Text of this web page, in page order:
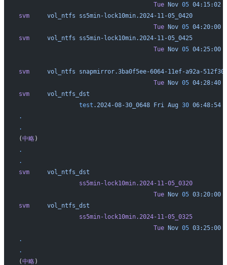
                                      Tue
Nov 05 04:15:02
svm
     vol_ntfs
ss5min-lock10min.2024-11-05_0420
                                      Tue
Nov 05 04:20:00
svm
     vol_ntfs
ss5min-lock10min.2024-11-05_0425
                                      Tue
Nov 05 04:25:00
svm
     vol_ntfs
snapmirror.3ba0f5ee-6064-11ef-a92a-
                                      Tue
Nov 05 04:28:40
svm
     vol_ntfs_dst
                 test
.2024-08-30_0648 Fri Aug 30 06:48:54
.
.
(中略)
.
.
svm
     vol_ntfs_dst
                 ss5min-lock10min.2024-11-05_0320
                                      Tue
Nov 05 03:20:00
svm
     vol_ntfs_dst
                 ss5min-lock10min.2024-11-05_0325
                                      Tue
Nov 05 03:25:00
.
.
(中略)